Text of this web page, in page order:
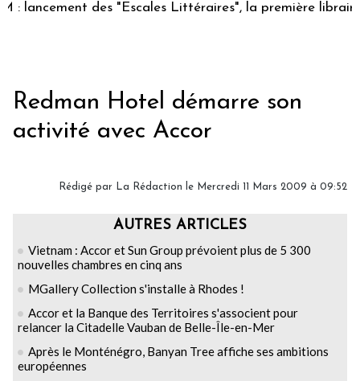
des "Escales Littéraires", la première librairie
Redman Hotel démarre son
activité avec Accor
Rédigé par La Rédaction le Mercredi 11 Mars 2009 à 09:52
AUTRES ARTICLES
Vietnam : Accor et Sun Group prévoient plus de 5 300
nouvelles chambres en cinq ans
MGallery Collection s'installe à Rhodes !
Accor et la Banque des Territoires s'associent pour
relancer la Citadelle Vauban de Belle-Île-en-Mer
Après le Monténégro, Banyan Tree affiche ses ambitions
européennes